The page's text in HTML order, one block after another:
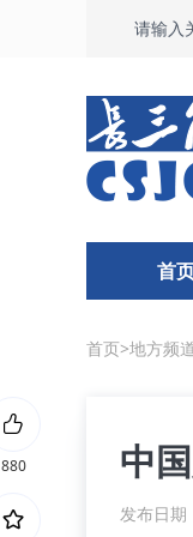
首
首页>地方频
中
发布日
880